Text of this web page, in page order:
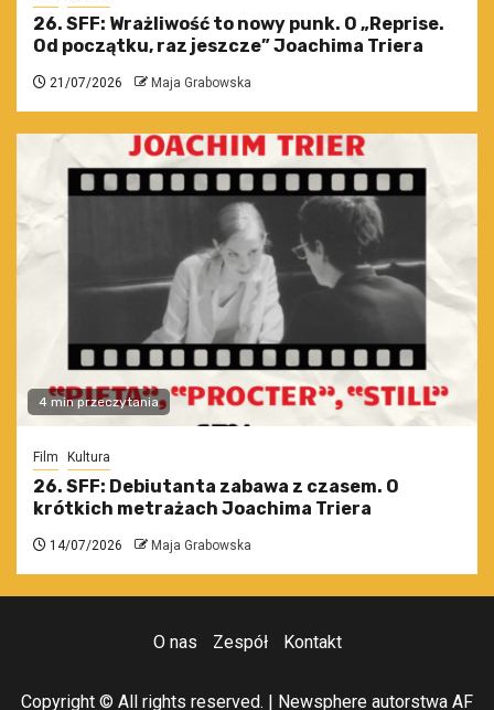
26. SFF: Wrażliwość to nowy punk. O „Reprise.
Od początku, raz jeszcze” Joachima Triera
21/07/2026 Maja Grabowska
4 min przeczytania
Film Kultura
26. SFF: Debiutanta zabawa z czasem. O
krótkich metrażach Joachima Triera
14/07/2026 Maja Grabowska
O nas Zespół Kontakt
Copyright © All rights reserved. | Newsphere autorstwa AF